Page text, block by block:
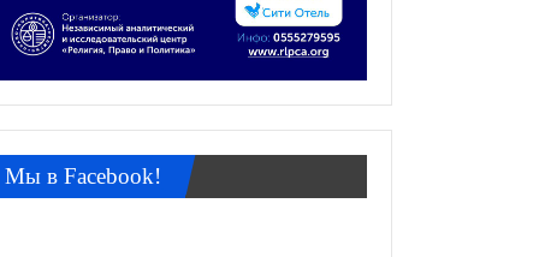
Мы в Facebook!